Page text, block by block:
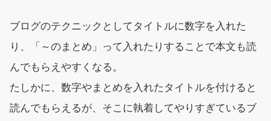
ブログのテクニックとしてタイトルに数字を入れた
り、「～のまとめ」って入れたりすることで本文も読
んでもらえやすくなる。
たしかに、数字やまとめを入れたタイトルを付けると
読んでもらえるが、そこに執着してやりすぎているブ